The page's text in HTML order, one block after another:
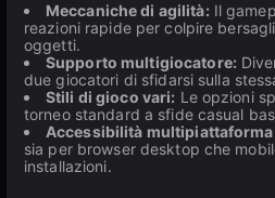
Meccaniche di agilità: Il
reazioni rapide per colpire
oggetti.
Supporto multigiocatore:
due giocatori di sfidarsi sulla
Stili di gioco vari: Le opzioni
torneo standard a sfide casual
Accessibilità
sia per browser desktop che
installazioni.